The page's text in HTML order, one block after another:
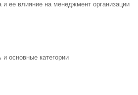
и ее влияние на менеджмент организации
основные категории